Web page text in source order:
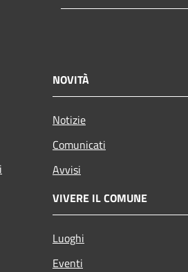
NOVITÀ
Notizie
Comunicati
Avvisi
VIVERE IL COMUNE
Luoghi
Eventi